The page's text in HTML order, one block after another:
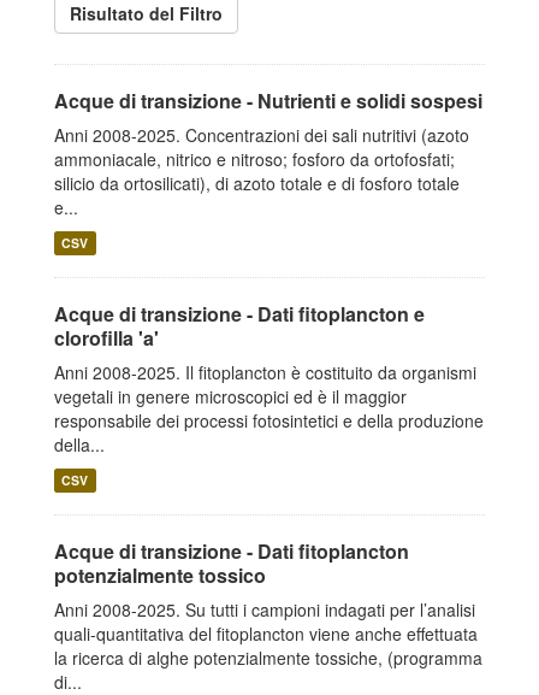
Risultato del Filtro
Acque di transizione - Nutrienti e solidi sospesi
Anni 2008-2025. Concentrazioni dei sali nutritivi (azoto
ammoniacale, nitrico e nitroso; fosforo da ortofosfati;
silicio da ortosilicati), di azoto totale e di fosforo totale
e...
CSV
Acque di transizione - Dati fitoplancton e
clorofilla 'a'
Anni 2008-2025. Il fitoplancton è costituito da organismi
vegetali in genere microscopici ed è il maggior
responsabile dei processi fotosintetici e della produzione
della...
CSV
Acque di transizione - Dati fitoplancton
potenzialmente tossico
Anni 2008-2025. Su tutti i campioni indagati per l’analisi
quali-quantitativa del fitoplancton viene anche effettuata
la ricerca di alghe potenzialmente tossiche, (programma
di...